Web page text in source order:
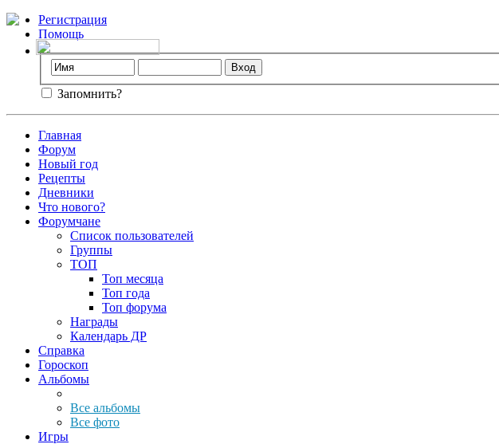
Регистрация
Помощь
Запомнить?
Главная
Форум
Новый год
Рецепты
Дневники
Что нового?
Форумчане
Список пользователей
Группы
ТОП
Топ месяца
Топ года
Топ форума
Награды
Календарь ДР
Справка
Гороскоп
Альбомы
Все альбомы
Все фото
Игры